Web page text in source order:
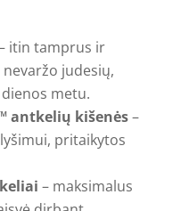
itin tamprus ir
judesių,
metu.
antkelių kišenės–
pritaikytos
– maksimalus